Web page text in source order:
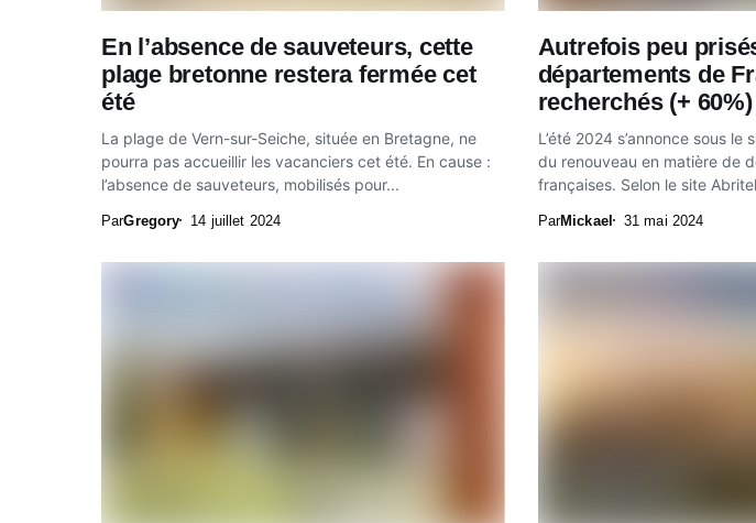
En l’absence de sauveteurs, cette
plage bretonne restera fermée cet
été
La plage de Vern-sur-Seiche, située en Bretagne, ne
pourra pas accueillir les vacanciers cet été. En cause :
l’absence de sauveteurs, mobilisés pour...
ParGregory 14 juillet 2024
Autrefois peu
départements de
recherchés (+
L’été 2024 s’annonce sous
du renouveau en matière de
françaises. Selon le site
ParMickael 31 mai 2024